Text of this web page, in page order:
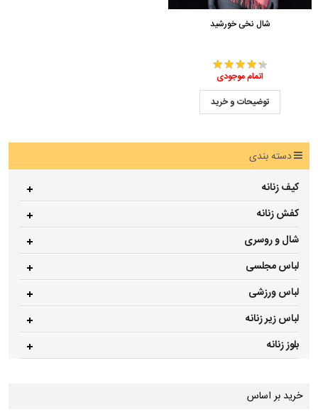
شال نخی خورشید
اتمام موجودی
توضیحات و خرید
دسته بندی
کیف زنانه
کفش زنانه
شال و روسری
لباس مجلسی
لباس ورزشی
لباس زیر زنانه
بلوز زنانه
خرید بر اساس